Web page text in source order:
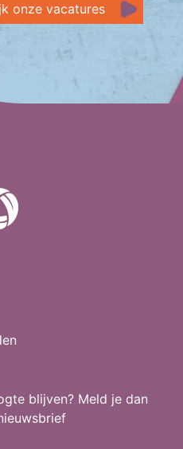
onze vacatures
blijven? Meld je dan